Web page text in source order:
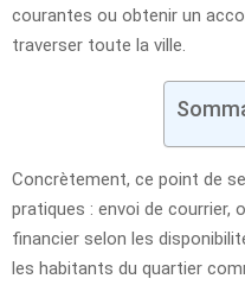
courantes ou obtenir un
traverser toute la ville.
Concrètement, ce point de
pratiques : envoi de courrier,
financier selon les
les habitants du quartier